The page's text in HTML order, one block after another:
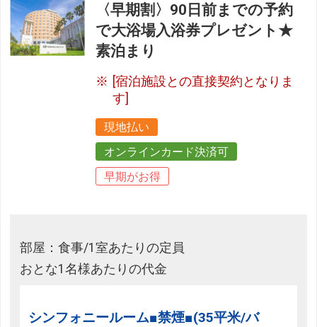
〈早期割〉90日前までの予約
で大浴場入浴券プレゼント★
素泊まり
[宿泊施設との直接契約となりま
す]
現地払い
オンラインカード決済可
早期がお得
部屋：食事/1室あたりの定員
おとな1名様あたりの代金
シンフォニールーム■禁煙■(35平米/バ